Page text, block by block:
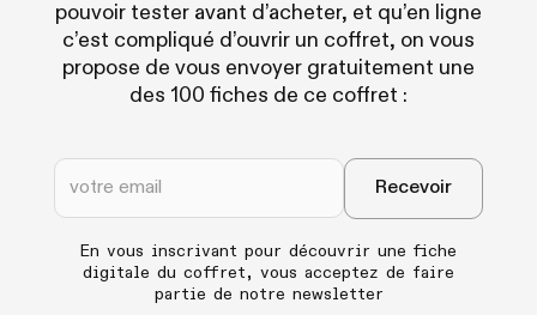
pouvoir tester avant d’acheter, et qu’en ligne
c’est compliqué d’ouvrir un coffret, on vous
propose de vous envoyer gratuitement une
des 100 fiches de ce coffret :
En vous inscrivant pour découvrir une fiche
digitale du coffret, vous acceptez de faire
partie de notre newsletter